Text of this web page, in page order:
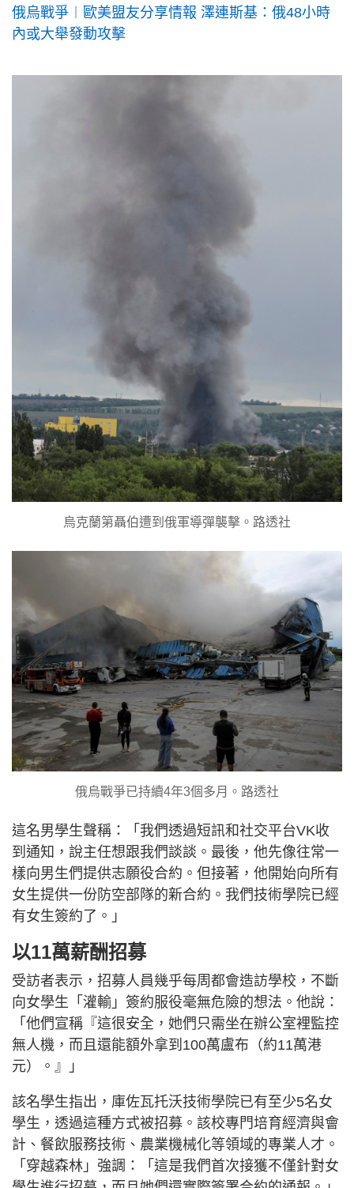
俄烏戰爭︱歐美盟友分享情報 澤連斯基：俄48小時
內或大舉發動攻擊
烏克蘭第聶伯遭到俄軍導彈襲擊。路透社
俄烏戰爭已持續4年3個多月。路透社
這名男學生聲稱：「我們透過短訊和社交平台VK收
到通知，說主任想跟我們談談。最後，他先像往常一
樣向男生們提供志願役合約。但接著，他開始向所有
女生提供一份防空部隊的新合約。我們技術學院已經
有女生簽約了。」
以11萬薪酬招募
受訪者表示，招募人員幾乎每周都會造訪學校，不斷
向女學生「灌輸」簽約服役毫無危險的想法。他說：
「他們宣稱『這很安全，她們只需坐在辦公室裡監控
無人機，而且還能額外拿到100萬盧布（約11萬港
元）。』」
該名學生指出，庫佐瓦托沃技術學院已有至少5名女
學生，透過這種方式被招募。該校專門培育經濟與會
計、餐飲服務技術、農業機械化等領域的專業人才。
「穿越森林」強調：「這是我們首次接獲不僅針對女